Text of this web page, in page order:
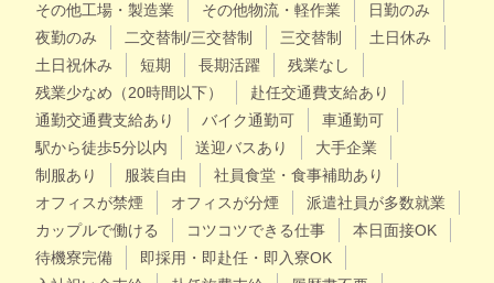
その他工場・製造業
その他物流・軽作業
日勤のみ
夜勤のみ
二交替制/三交替制 三交替制
土日休み
土日祝休み
短期 長期活躍
残業なし
残業少なめ（20時間以下）
赴任交通費支給あり
通勤交通費支給あり
バイク通勤可
車通勤可
駅から徒歩5分以内
送迎バスあり
大手企業
制服あり
服装自由
社員食堂・食事補助あり
オフィスが禁煙
オフィスが分煙
派遣社員が多数就業
カップルで働ける
コツコツできる仕事
本日面接OK
待機寮完備
即採用・即赴任・即入寮OK